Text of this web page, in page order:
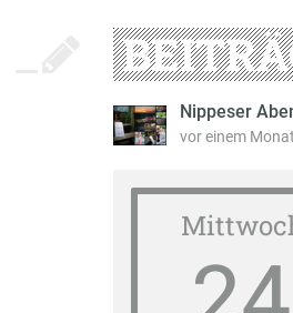
Nippeser
vor einem Monat